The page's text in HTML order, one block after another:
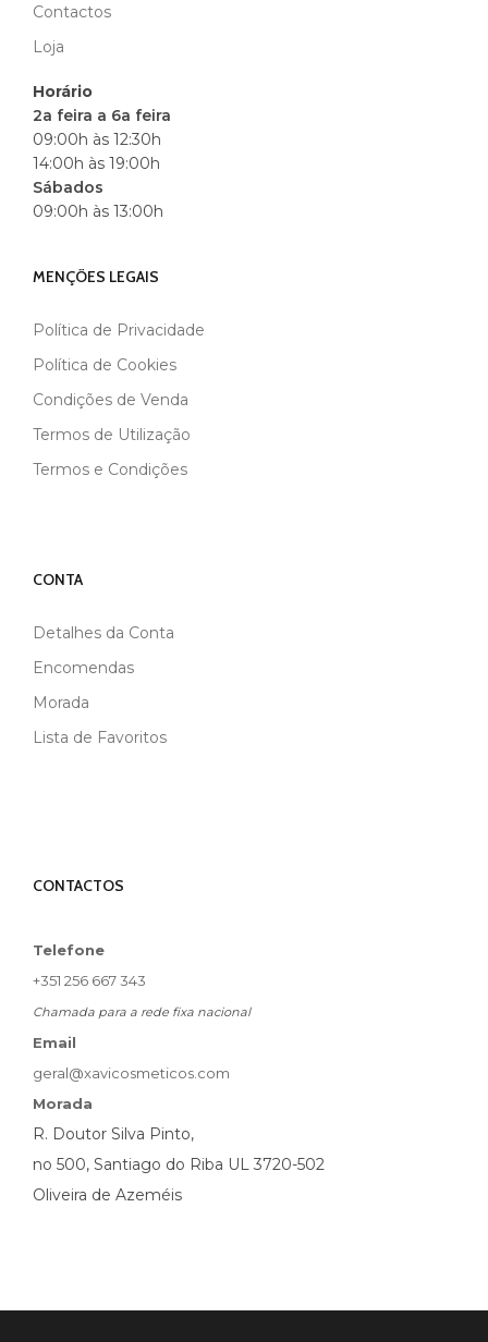
Contactos
Loja
Horário
2a feira a 6a feira
09:00h às 12:30h
14:00h às 19:00h
Sábados
09:00h às 13:00h
MENÇÕES LEGAIS
Política de Privacidade
Política de Cookies
Condições de Venda
Termos de Utilização
Termos e Condições
CONTA
Detalhes da Conta
Encomendas
Morada
Lista de Favoritos
CONTACTOS
Telefone
+351 256 667 343
Chamada para a rede fixa nacional
Email
geral@xavicosmeticos.com
Morada
R. Doutor Silva Pinto,
no 500, Santiago do Riba UL 3720-502
Oliveira de Azeméis